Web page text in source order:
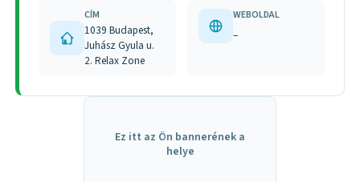
CÍM
1039 Budapest,
Juhász Gyula u.
2. Relax Zone
WEBOLDAL
–
Ez itt az Ön bannerének a
helye